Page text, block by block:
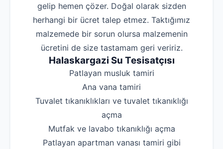
gelip hemen çözer. Doğal olarak sizden
herhangi bir ücret talep etmez. Taktığımız
malzemede bir sorun olursa malzemenin
ücretini de size tastamam geri veririz.
Halaskargazi Su Tesisatçısı
‌Patlayan musluk tamiri
‌Ana vana tamiri
‌Tuvalet tıkanıklıkları ve tuvalet tıkanıklığı
açma
‌Mutfak ve lavabo tıkanıklığı açma
‌Patlayan apartman vanası tamiri gibi